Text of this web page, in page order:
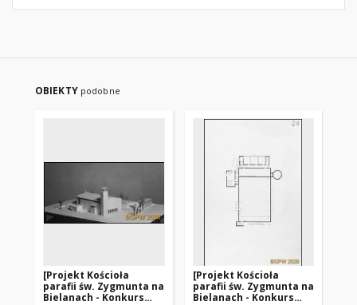
OBIEKTY podobne
[Projekt Kościoła
parafii św. Zygmunta na
Bielanach - Konkurs
[Projekt Kościoła
parafii św. Zygmunta na
Bielanach - Konkurs